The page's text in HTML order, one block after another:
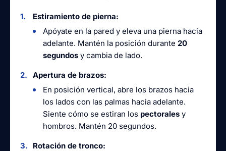
Estiramiento de pierna:
Apóyate en la pared y eleva una pierna hacia
adelante. Mantén la posición durante 20
segundos y cambia de lado.
Apertura de brazos:
En posición vertical, abre los brazos hacia
los lados con las palmas hacia adelante.
Siente cómo se estiran los pectorales y
hombros. Mantén 20 segundos.
Rotación de tronco: